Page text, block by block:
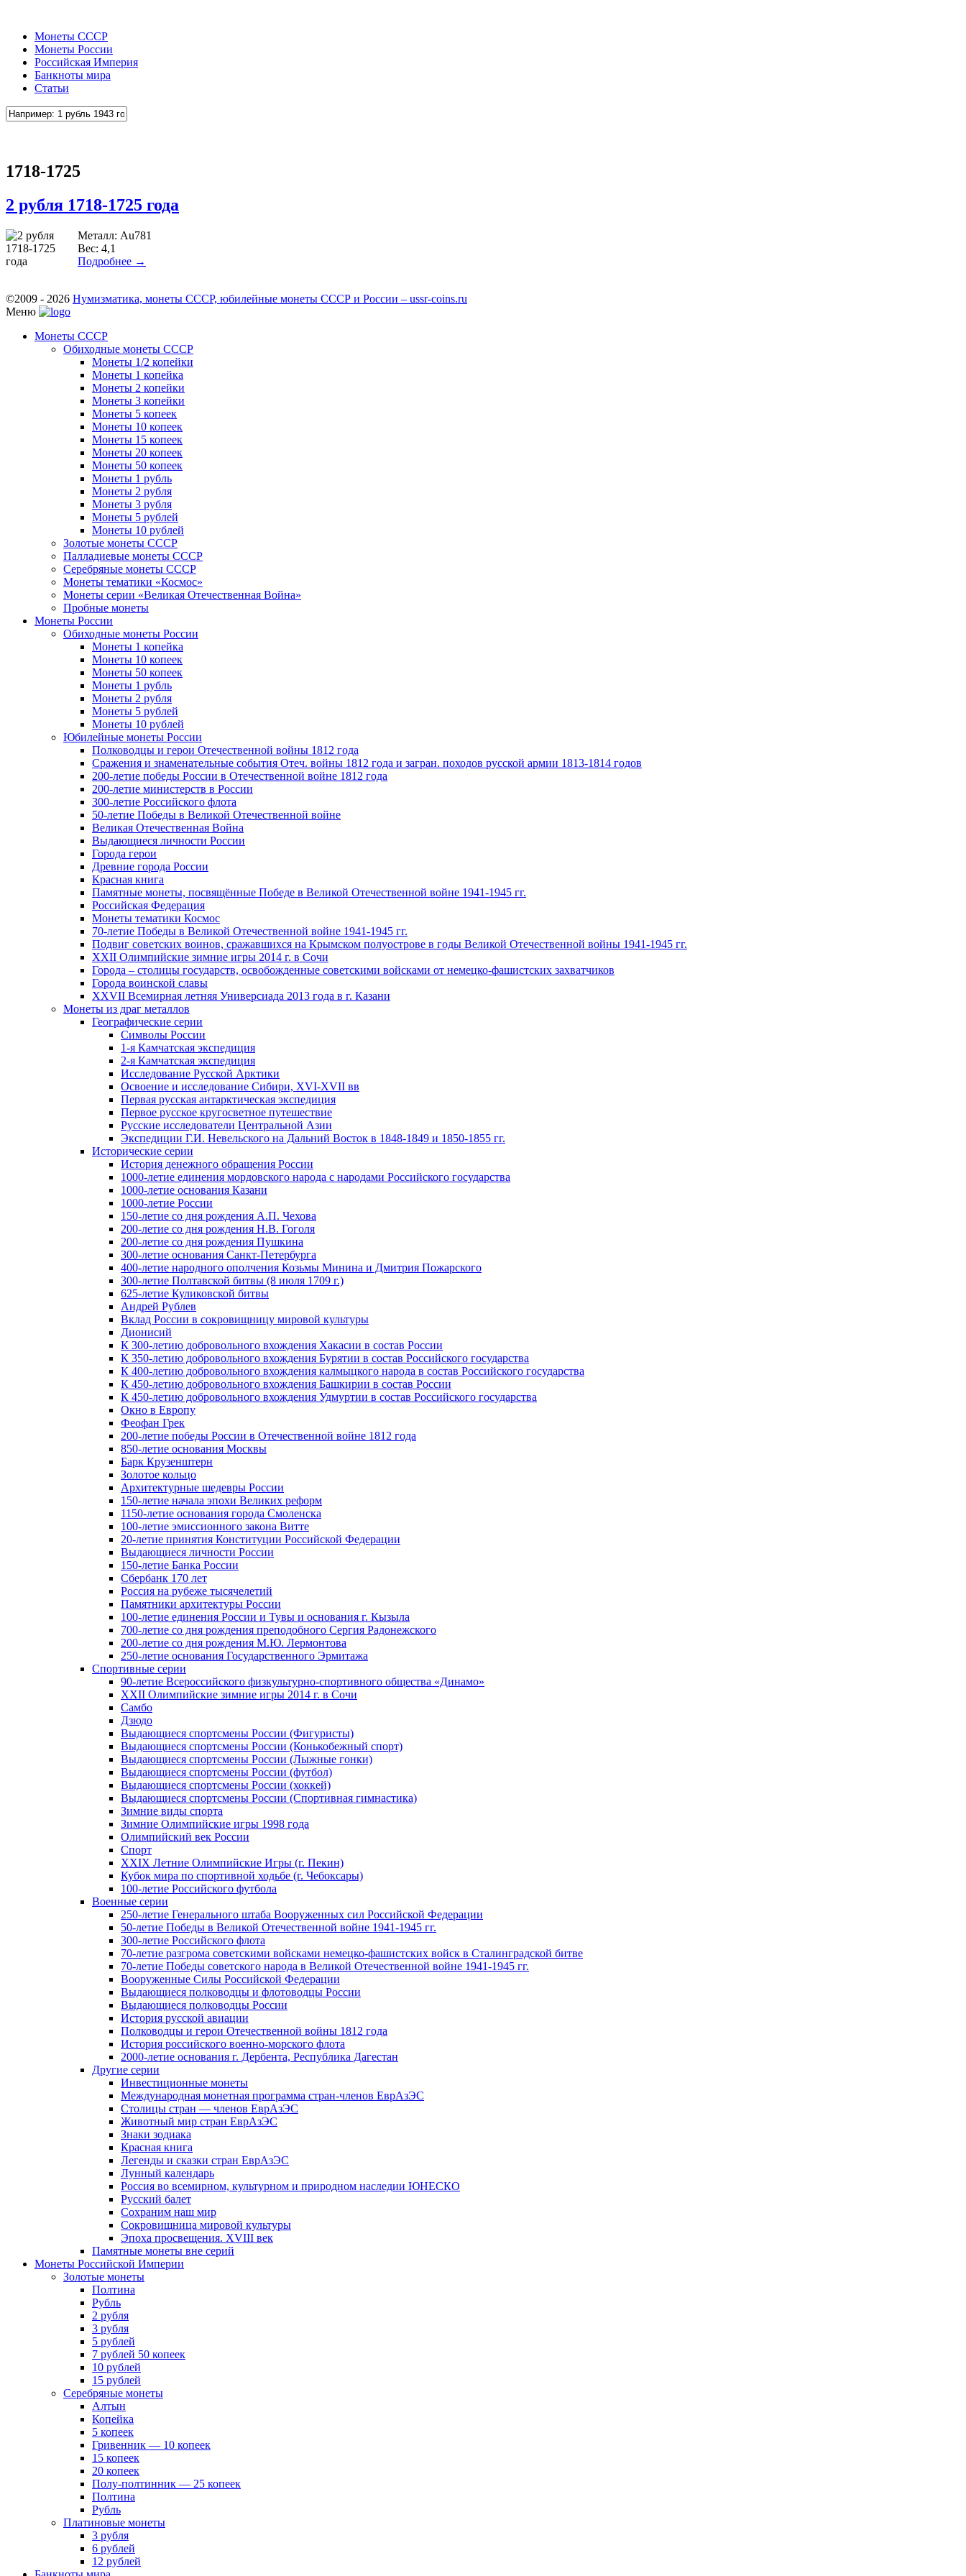
Монеты СССР
Монеты России
Российская Империя
Банкноты мира
Статьи
1718-1725
2 рубля 1718-1725 года
Металл: Au781
Вес: 4,1
Подробнее →
©2009 - 2026 Нумизматика, монеты СССР, юбилейные монеты СССР и России – ussr-coins.ru
Меню
Монеты СССР
Обиходные монеты СССР
Монеты 1/2 копейки
Монеты 1 копейка
Монеты 2 копейки
Монеты 3 копейки
Монеты 5 копеек
Монеты 10 копеек
Монеты 15 копеек
Монеты 20 копеек
Монеты 50 копеек
Монеты 1 рубль
Монеты 2 рубля
Монеты 3 рубля
Монеты 5 рублей
Монеты 10 рублей
Золотые монеты СССР
Палладиевые монеты СССР
Серебряные монеты CCCР
Монеты тематики «Космос»
Монеты серии «Великая Отечественная Война»
Пробные монеты
Монеты России
Обиходные монеты России
Монеты 1 копейка
Монеты 10 копеек
Монеты 50 копеек
Монеты 1 рубль
Монеты 2 рубля
Монеты 5 рублей
Монеты 10 рублей
Юбилейные монеты России
Полководцы и герои Отечественной войны 1812 года
Сражения и знаменательные события Отеч. войны 1812 года и загран. походов русской армии 1813-1814 годов
200-летие победы России в Отечественной войне 1812 года
200-летие министерств в России
300-летие Российского флота
50-летие Победы в Великой Отечественной войне
Великая Отечественная Война
Выдающиеся личности России
Города герои
Древние города России
Красная книга
Памятные монеты, посвящённые Победе в Великой Отечественной войне 1941-1945 гг.
Российская Федерация
Монеты тематики Космос
70-летие Победы в Великой Отечественной войне 1941-1945 гг.
Подвиг советских воинов, сражавшихся на Крымском полуострове в годы Великой Отечественной войны 1941-1945 гг.
XXII Олимпийские зимние игры 2014 г. в Сочи
Города – столицы государств, освобожденные советскими войсками от немецко-фашистских захватчиков
Города воинской славы
XXVII Всемирная летняя Универсиада 2013 года в г. Казани
Монеты из драг металлов
Географические серии
Символы России
1-я Камчатская экспедиция
2-я Камчатская экспедиция
Исследование Русской Арктики
Освоение и исследование Сибири, XVI-XVII вв
Первая русская антарктическая экспедиция
Первое русское кругосветное путешествие
Русские исследователи Центральной Азии
Экспедиции Г.И. Невельского на Дальний Восток в 1848-1849 и 1850-1855 гг.
Исторические серии
История денежного обращения России
1000-летие единения мордовского народа с народами Российского государства
1000-летие основания Казани
1000-летие России
150-летие со дня рождения А.П. Чехова
200-летие со дня рождения Н.В. Гоголя
200-летие со дня рождения Пушкина
300-летие основания Санкт-Петербурга
400-летие народного ополчения Козьмы Минина и Дмитрия Пожарского
300-летие Полтавской битвы (8 июля 1709 г.)
625-летие Куликовской битвы
Андрей Рублев
Вклад России в сокровищницу мировой культуры
Дионисий
К 300-летию добровольного вхождения Хакасии в состав России
К 350-летию добровольного вхождения Бурятии в состав Российского государства
К 400-летию добровольного вхождения калмыцкого народа в состав Российского государства
К 450-летию добровольного вхождения Башкирии в состав России
К 450-летию добровольного вхождения Удмуртии в состав Российского государства
Окно в Европу
Феофан Грек
200-летие победы России в Отечественной войне 1812 года
850-летие основания Москвы
Барк Крузенштерн
Золотое кольцо
Архитектурные шедевры России
150-летие начала эпохи Великих реформ
1150-летие основания города Смоленска
100-летие эмиссионного закона Витте
20-летие принятия Конституции Российской Федерации
Выдающиеся личности России
150-летие Банка России
Сбербанк 170 лет
Россия на рубеже тысячелетий
Памятники архитектуры России
100-летие единения России и Тувы и основания г. Кызыла
700-летие со дня рождения преподобного Сергия Радонежского
200-летие со дня рождения М.Ю. Лермонтова
250-летие основания Государственного Эрмитажа
Спортивные серии
90-летие Всероссийского физкультурно-спортивного общества «Динамо»
XXII Олимпийские зимние игры 2014 г. в Сочи
Самбо
Дзюдо
Выдающиеся спортсмены России (Фигуристы)
Выдающиеся спортсмены России (Конькобежный спорт)
Выдающиеся спортсмены России (Лыжные гонки)
Выдающиеся спортсмены России (футбол)
Выдающиеся спортсмены России (хоккей)
Выдающиеся спортсмены России (Спортивная гимнастика)
Зимние виды спорта
Зимние Олимпийские игры 1998 года
Олимпийский век России
Спорт
XXIX Летние Олимпийские Игры (г. Пекин)
Кубок мира по спортивной ходьбе (г. Чебоксары)
100-летие Российского футбола
Военные серии
250-летие Генерального штаба Вооруженных сил Российской Федерации
50-летие Победы в Великой Отечественной войне 1941-1945 гг.
300-летие Российского флота
70-летие разгрома советскими войсками немецко-фашистских войск в Сталинградской битве
70-летие Победы советского народа в Великой Отечественной войне 1941-1945 гг.
Вооруженные Силы Российской Федерации
Выдающиеся полководцы и флотоводцы России
Выдающиеся полководцы России
История русской авиации
Полководцы и герои Отечественной войны 1812 года
История российского военно-морского флота
2000-летие основания г. Дербента, Республика Дагестан
Другие серии
Инвестиционные монеты
Международная монетная программа стран-членов ЕврАзЭС
Столицы стран — членов ЕврАзЭС
Животный мир стран ЕврАзЭС
Знаки зодиака
Красная книга
Легенды и сказки стран ЕврАзЭС
Лунный календарь
Россия во всемирном, культурном и природном наследии ЮНЕСКО
Русский балет
Сохраним наш мир
Сокровищница мировой культуры
Эпоха просвещения. XVIII век
Памятные монеты вне серий
Монеты Российской Империи
Золотые монеты
Полтина
Рубль
2 рубля
3 рубля
5 рублей
7 рублей 50 копеек
10 рублей
15 рублей
Серебряные монеты
Алтын
Копейка
5 копеек
Гривенник — 10 копеек
15 копеек
20 копеек
Полу-полтинник — 25 копеек
Полтина
Рубль
Платиновые монеты
3 рубля
6 рублей
12 рублей